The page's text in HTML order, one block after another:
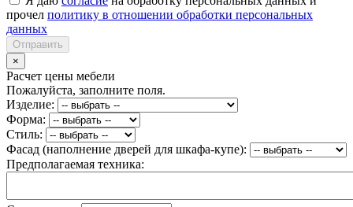
прочел политику в отношении обработки персональных
данных
Отправить
×
Расчет цены мебели
Пожалуйста, заполните поля.
Изделие:
Форма:
Стиль:
Фасад (наполнение дверей для шкафа-купе):
Предполагаемая техника: